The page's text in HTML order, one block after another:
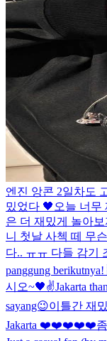
엔진 앙콘 2일차도
밌었다 🖤 오늘 너
은 더 재밌게 놀아보
니 첫날 사첵 떼 무
다.. ㅠㅠ 다들 감기
panggung
시오~🖤✌️Jakarta
sayang😉이틀간 재
Jakarta ❤️❤️❤️❤️❤️